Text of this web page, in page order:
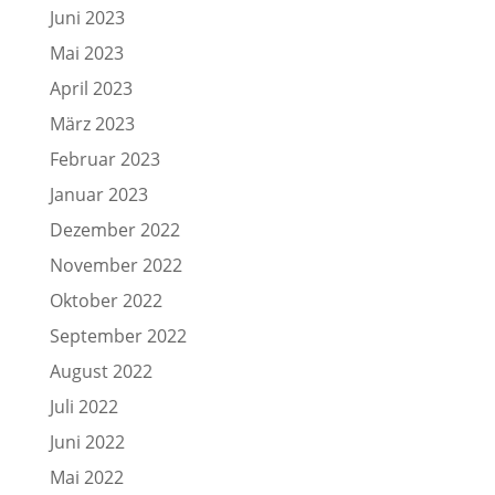
Juni 2023
Mai 2023
April 2023
März 2023
Februar 2023
Januar 2023
Dezember 2022
November 2022
Oktober 2022
September 2022
August 2022
Juli 2022
Juni 2022
Mai 2022